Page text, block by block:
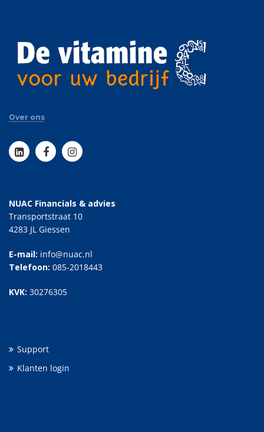
Over ons
NUAC Financials & advies
Transportstraat 10
4283 JL Giessen
E-mail: info@nuac.nl
Telefoon: 085-2018443
KVK: 30276305
Support
Klanten login